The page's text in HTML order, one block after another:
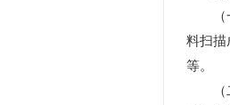
（一
料扫描
等。
（二